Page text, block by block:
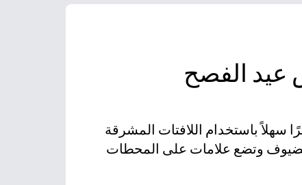
الطابعات
عيد الفصح
سهلاً باستخدام اللافتات المشرقة
وتضع علامات على المحطات